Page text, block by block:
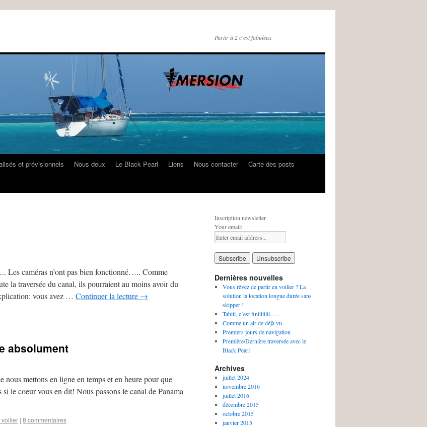
Partir à 2 c'est fabuleux
et prévisionnels Nous deux Le Black Pearl Liens Nous contacter
Carte des posts
Les caméras n’ont pas bien fonctionné….. Comme
la traversée du canal, ils pourraient au moins avoir du
vous avez … Continuer la lecture →
absolument
nous mettons en ligne en temps et en heure pour que
le coeur vous en dit! Nous passons le canal de Panama
voilier | 8 commentaires
Inscription newsletter
Your email:
Dernières nouvelles
Vous rêvez de partir en voilier ? La
solution la location longue durée sans
skipper !
Tahiti, c’est finiiiiiiii…..
Comme un air de déjà vu
Premiers jours de navigation
Première/Dernière traversée avec le
Black Pearl
Archives
juillet 2024
novembre 2016
juillet 2016
décembre 2015
octobre 2015
janvier 2015